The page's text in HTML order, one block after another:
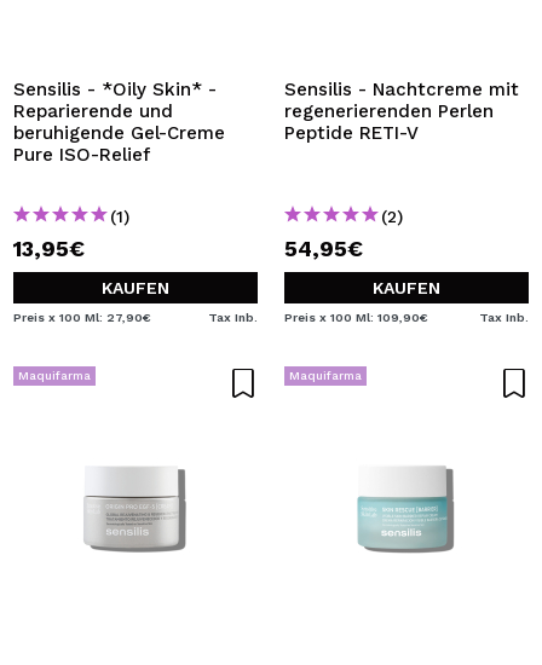
Durch die Erstellung eines Kontos bei Maquillalia.de
können Sie Ihre Einkäufe schnell tätigen, den Status Ihrer
Bestellungen überprüfen und Ihre bisherigen Vorgänge
einsehen.
BENUTZERKONTO ERSTELLEN
Sensilis - *Oily Skin* -
Reparierende und
beruhigende Gel-Creme
Pure ISO-Relief
(1)
13,95€
KAUFEN
Preis x 100 Ml: 27,90€ Tax Inb.
Sensilis - Nachtcreme mit
regenerierenden Perlen
Peptide RETI-V
(2)
54,95€
KAUFEN
Preis x 100 Ml: 109,90€ Tax Inb.
Maquifarma Maquifarma